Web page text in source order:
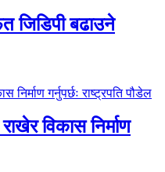
जिडिपी बढाउने
विकास निर्माण